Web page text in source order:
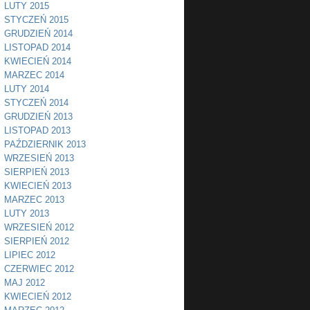
LUTY 2015
STYCZEŃ 2015
GRUDZIEŃ 2014
LISTOPAD 2014
KWIECIEŃ 2014
MARZEC 2014
LUTY 2014
STYCZEŃ 2014
GRUDZIEŃ 2013
LISTOPAD 2013
PAŹDZIERNIK 2013
WRZESIEŃ 2013
SIERPIEŃ 2013
KWIECIEŃ 2013
MARZEC 2013
LUTY 2013
WRZESIEŃ 2012
SIERPIEŃ 2012
LIPIEC 2012
CZERWIEC 2012
MAJ 2012
KWIECIEŃ 2012